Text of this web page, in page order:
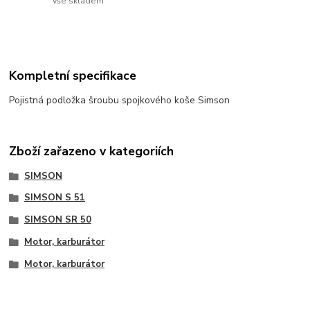
Kompletní specifikace
Pojistná podložka šroubu spojkového koše Simson
Zboží zařazeno v kategoriích
SIMSON
SIMSON S 51
SIMSON SR 50
Motor, karburátor
Motor, karburátor